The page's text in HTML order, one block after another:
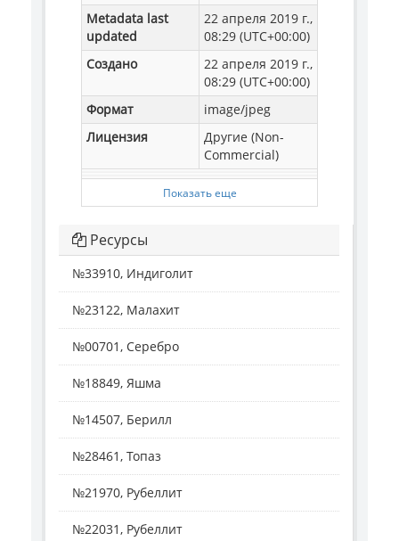
Metadata last
updated
22 апреля 2019 г.,
08:29 (UTC+00:00)
Создано
22 апреля 2019 г.,
08:29 (UTC+00:00)
Формат
image/jpeg
Лицензия
Другие (Non-
Commercial)
Показать еще
Ресурсы
№33910, Индиголит
№23122, Малахит
№00701, Серебро
№18849, Яшма
№14507, Берилл
№28461, Топаз
№21970, Рубеллит
№22031, Рубеллит